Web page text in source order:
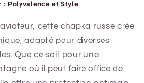
: Polyvalence et Style
cette chapka russe crée
adapté pour diverses
Que ce soit pour une
où il peut faire office de